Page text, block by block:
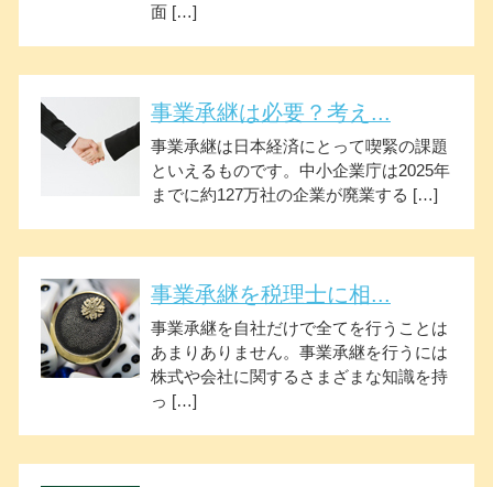
面 […]
事業承継は必要？考え...
事業承継は日本経済にとって喫緊の課題
といえるものです。中小企業庁は2025年
までに約127万社の企業が廃業する […]
事業承継を税理士に相...
事業承継を自社だけで全てを行うことは
あまりありません。事業承継を行うには
株式や会社に関するさまざまな知識を持
っ […]